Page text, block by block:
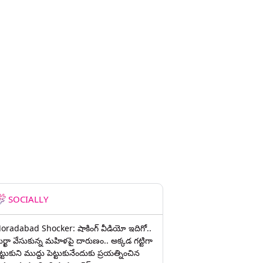
SOCIALLY
Shocker: షాకింగ్ వీడియో ఇదిగో..
వేసుకున్న మహిళపై దారుణం.. అక్కడ గట్టిగా
ముద్దు పెట్టుకునేందుకు ప్రయత్నించిన